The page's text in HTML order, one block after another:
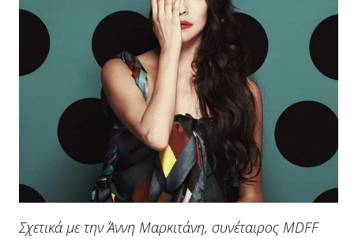
Σχετικά με την Άννη Μαρκιτάνη, συνέταιρος MDFF